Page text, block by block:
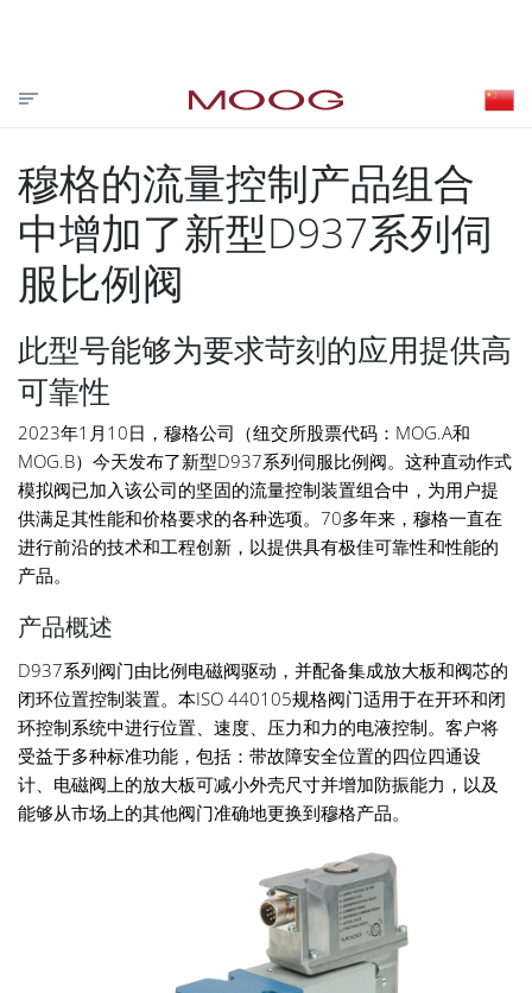
投资者关系 合作伙伴登录 VISIT MOOG.COM
MOOG.COM.CN
穆格的流量控制产品组合
中增加了新型D937系列伺
服比例阀
此型号能够为要求苛刻的应用提供高
可靠性
2023年1月10日，穆格公司（纽交所股票代码：MOG.A和
MOG.B）今天发布了新型D937系列伺服比例阀。这种直动作式
模拟阀已加入该公司的坚固的流量控制装置组合中，为用户提
供满足其性能和价格要求的各种选项。70多年来，穆格一直在
进行前沿的技术和工程创新，以提供具有极佳可靠性和性能的
产品。
产品概述
D937系列阀门由比例电磁阀驱动，并配备集成放大板和阀芯的
闭环位置控制装置。本ISO 440105规格阀门适用于在开环和闭
环控制系统中进行位置、速度、压力和力的电液控制。客户将
受益于多种标准功能，包括：带故障安全位置的四位四通设
计、电磁阀上的放大板可减小外壳尺寸并增加防振能力，以及
能够从市场上的其他阀门准确地更换到穆格产品。